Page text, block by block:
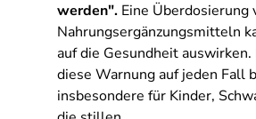
werden". Eine Überdosierung
Nahrungsergänzungsmitteln
auf die Gesundheit
diese Warnung auf jeden Fall
insbesondere für Kinder,